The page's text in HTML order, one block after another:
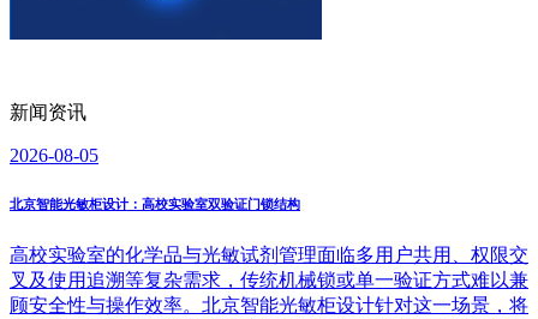
新闻资讯
2026-08-05
北京智能光敏柜设计：高校实验室双验证门锁结构
高校实验室的化学品与光敏试剂管理面临多用户共用、权限交
叉及使用追溯等复杂需求，传统机械锁或单一验证方式难以兼
顾安全性与操作效率。北京智能光敏柜设计针对这一场景，将